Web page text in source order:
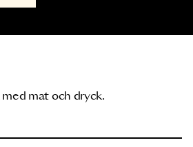
mat och dryck.